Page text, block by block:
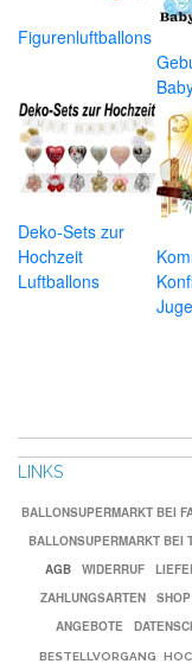
Figurenluftballons
Deko-Sets zur
Hochzeit
Luftballons
LINKS
BALLONSUPERMARKT BEI
BALLONSUPERMARKT BEI
AGB
WIDERRUF
ZAHLUNGSARTEN
ANGEBOTE
BESTELLVORGANG